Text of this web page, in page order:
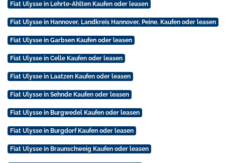
Fiat Ulysse in Lehrte-Ahlten Kaufen oder leasen
Fiat Ulysse in Hannover, Landkreis Hannover, Peine, Kaufen oder leasen
Fiat Ulysse in Garbsen Kaufen oder leasen
Fiat Ulysse in Celle Kaufen oder leasen
Fiat Ulysse in Laatzen Kaufen oder leasen
Fiat Ulysse in Sehnde Kaufen oder leasen
Fiat Ulysse in Burgwedel Kaufen oder leasen
Fiat Ulysse in Burgdorf Kaufen oder leasen
Fiat Ulysse in Braunschweig Kaufen oder leasen